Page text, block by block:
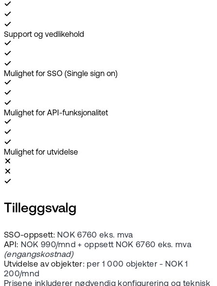
Support og vedlikehold
Mulighet for SSO (Single sign on)
Mulighet for API-funksjonalitet
Mulighet for utvidelse
Tilleggsvalg
SSO-oppsett: NOK 6760 eks. mva
API: NOK 990/mnd + oppsett NOK 6760 eks. mva
(engangskostnad)
Utvidelse av objekter: per 1 000 objekter - NOK 1
200/mnd
Prisene inkluderer nødvendig konfigurering og teknisk